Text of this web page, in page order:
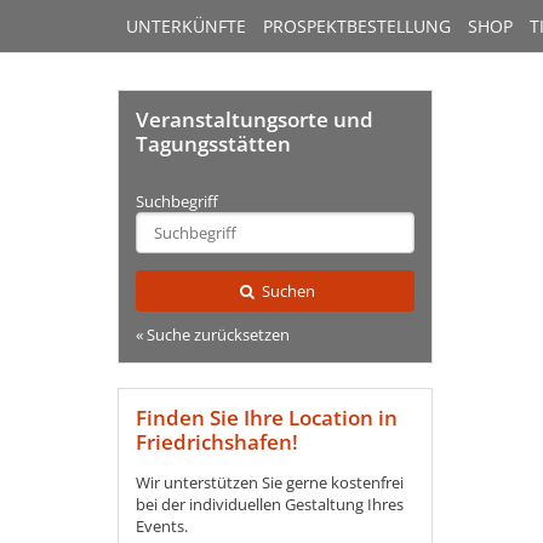
UNTERKÜNFTE PROSPEKTBESTELLUNG SHOP
Veranstaltungsorte und
Tagungsstätten
Suchbegriff
Suchen
« Suche zurücksetzen
Finden Sie Ihre Location in
Friedrichshafen!
Wir unterstützen Sie gerne kostenfrei
bei der individuellen Gestaltung Ihres
Events.